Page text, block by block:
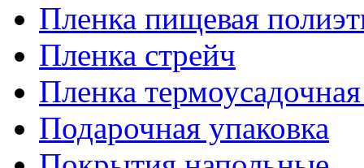
Пленка пищевая
Пленка стрейч
Пленка
Подарочная упаковка